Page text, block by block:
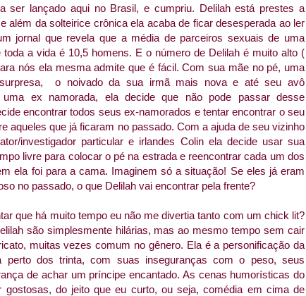
ser lançado aqui no Brasil, e cumpriu. Delilah está prestes a
além da solteirice crônica ela acaba de ficar desesperada ao ler
jornal que revela que a média de parceiros sexuais de uma
toda a vida é 10,5 homens. E o número de Delilah é muito alto (
nós ela mesma admite que é fácil. Com sua mãe no pé, uma
o noivado da sua irmã mais nova e até seu avô
uma ex namorada, ela decide que não pode passar desse
encontrar todos seus ex-namorados e tentar encontrar o seu
aqueles que já ficaram no passado. Com a ajuda de seu vizinho
ator/investigador particular e irlandes Colin ela decide usar sua
livre para colocar o pé na estrada e reencontrar cada um dos
ela foi para a cama. Imaginem só a situação! Se eles já eram
no passado, o que Delilah vai encontrar pela frente?
que há muito tempo eu não me divertia tanto com um chick lit?
são simplesmente hilárias, mas ao mesmo tempo sem cair
muitas vezes comum no gênero. Ela é a personificação da
perto dos trinta, com suas inseguranças com o peso, seus
de achar um príncipe encantado. As cenas humorísticas do
gostosas, do jeito que eu curto, ou seja, comédia em cima de